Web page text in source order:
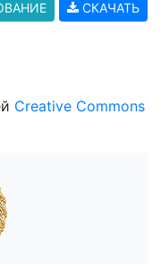
СКАЧАТЬ
Creative Commons